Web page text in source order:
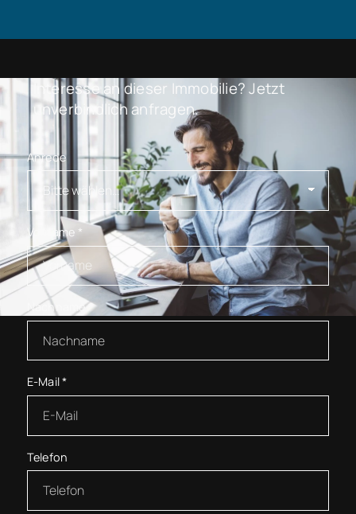
Interesse an dieser Immobilie? Jetzt
unverbindlich anfragen.
Anrede
Vorname *
Nachname*
E-Mail*
Telefon